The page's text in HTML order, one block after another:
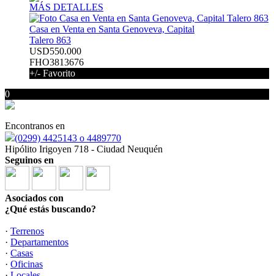
MÁS DETALLES
Casa en Venta en Santa Genoveva, Capital
Talero 863
USD550.000
FHO3813676
+/- Favorito
0
Encontranos en
(0299) 4425143 o 4489770
Hipólito Irigoyen 718 - Ciudad Neuquén
Seguinos en
Asociados con
¿Qué estás buscando?
· Terrenos
· Departamentos
· Casas
· Oficinas